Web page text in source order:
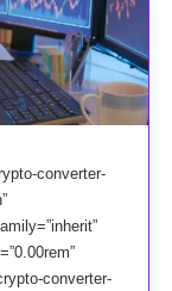
converter-
converter-